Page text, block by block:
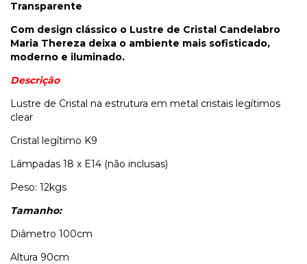
Transparente
Com design clássico o Lustre de Cristal Candelabro
Maria Thereza deixa o ambiente mais sofisticado,
moderno e iluminado.
Descrição
Lustre de Cristal na estrutura em metal cristais legítimos
clear
Cristal legítimo K9
Lâmpadas 18 x E14 (não inclusas)
Peso: 12kgs
Tamanho:
Diâmetro 100cm
Altura 90cm